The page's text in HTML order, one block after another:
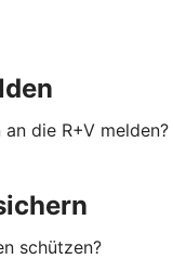
die R+V melden?
schützen?